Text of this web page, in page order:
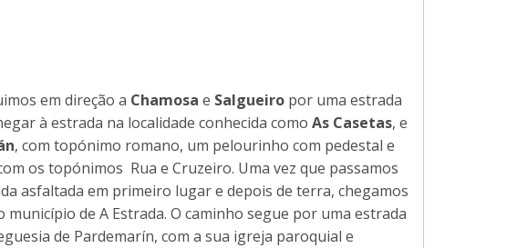
em direção a Chamosa e Salgueiropor uma estrada
à estrada na localidade conhecida como As Casetas, e
, com topónimo romano, um pelourinho com pedestal e
os topónimos Rua e Cruzeiro. Uma vez que passamos
asfaltada em primeiro lugar e depois de terra, chegamos
município de A Estrada. O caminho segue por uma estrada
de Pardemarín, com a sua igreja paroquial e